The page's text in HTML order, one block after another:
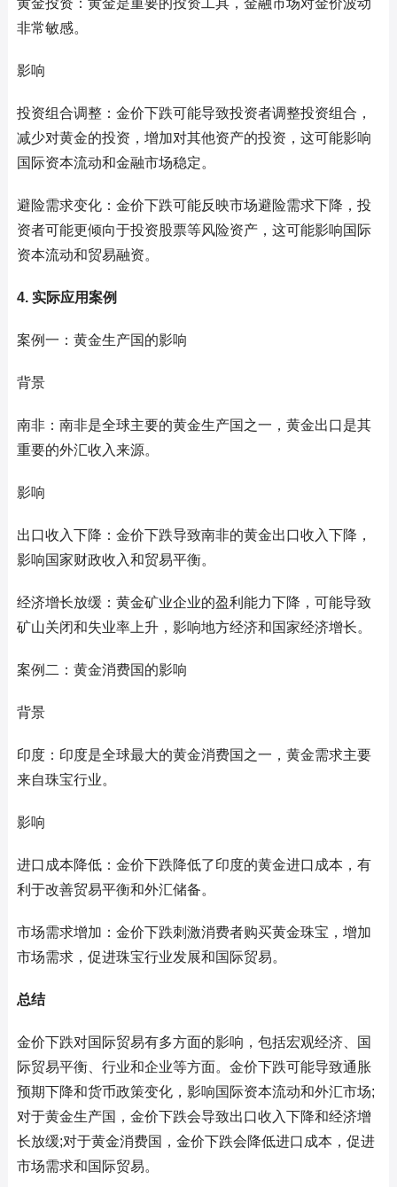
黄金投资：黄金是重要的投资工具，金融市场对金价波动
非常敏感。
影响
投资组合调整：金价下跌可能导致投资者调整投资组合，
减少对黄金的投资，增加对其他资产的投资，这可能影响
国际资本流动和金融市场稳定。
避险需求变化：金价下跌可能反映市场避险需求下降，投
资者可能更倾向于投资股票等风险资产，这可能影响国际
资本流动和贸易融资。
4. 实际应用案例
案例一：黄金生产国的影响
背景
南非：南非是全球主要的黄金生产国之一，黄金出口是其
重要的外汇收入来源。
影响
出口收入下降：金价下跌导致南非的黄金出口收入下降，
影响国家财政收入和贸易平衡。
经济增长放缓：黄金矿业企业的盈利能力下降，可能导致
矿山关闭和失业率上升，影响地方经济和国家经济增长。
案例二：黄金消费国的影响
背景
印度：印度是全球最大的黄金消费国之一，黄金需求主要
来自珠宝行业。
影响
进口成本降低：金价下跌降低了印度的黄金进口成本，有
利于改善贸易平衡和外汇储备。
市场需求增加：金价下跌刺激消费者购买黄金珠宝，增加
市场需求，促进珠宝行业发展和国际贸易。
总结
金价下跌对国际贸易有多方面的影响，包括宏观经济、国
际贸易平衡、行业和企业等方面。金价下跌可能导致通胀
预期下降和货币政策变化，影响国际资本流动和外汇市场;
对于黄金生产国，金价下跌会导致出口收入下降和经济增
长放缓;对于黄金消费国，金价下跌会降低进口成本，促进
市场需求和国际贸易。